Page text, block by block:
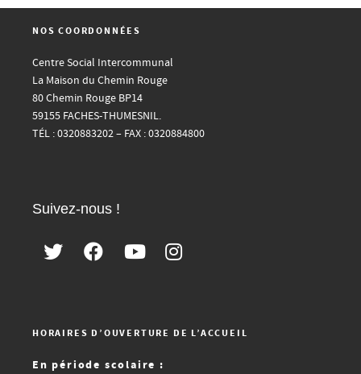
NOS COORDONNÉES
Centre Social Intercommunal
La Maison du Chemin Rouge
80 Chemin Rouge BP14
59155 FACHES-THUMESNIL.
TÉL : 0320883202 – FAX : 0320884800
Suivez-nous !
HORAIRES D’OUVERTURE DE L’ACCUEIL
En période scolaire :